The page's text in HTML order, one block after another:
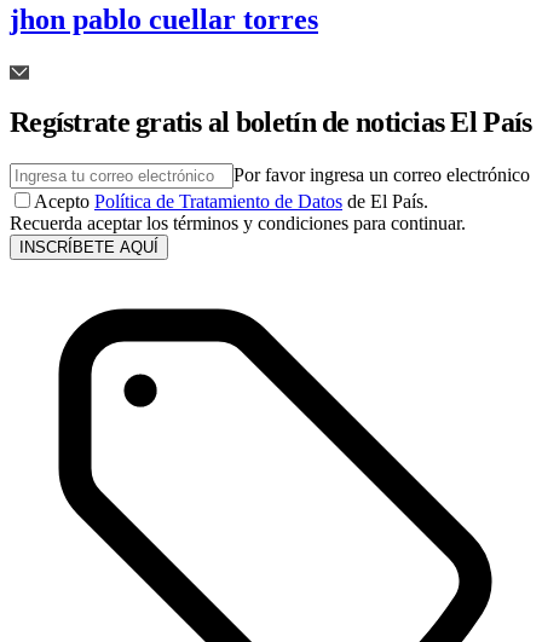
jhon pablo cuellar torres
Regístrate gratis al boletín de noticias El País
Por favor ingresa un correo electrónico
Acepto Política de Tratamiento de Datos de El País.
Recuerda aceptar los términos y condiciones para continuar.
INSCRÍBETE AQUÍ